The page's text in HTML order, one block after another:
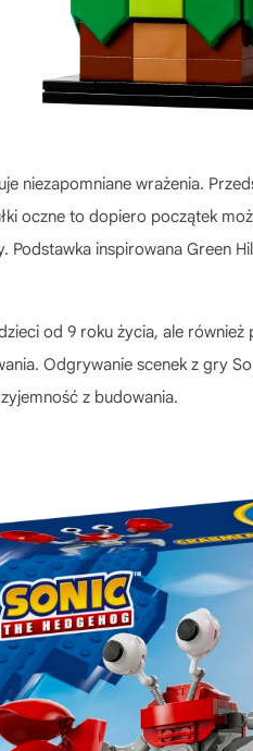
niezapomniane wrażenia.
oczne to dopiero początek
inspirowana Green
od 9 roku życia, ale
Odgrywanie scenek z gry
z budowania.